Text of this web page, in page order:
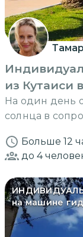
из Кутаиси
На один день
солнца в
Больше 12
до 4
на машине